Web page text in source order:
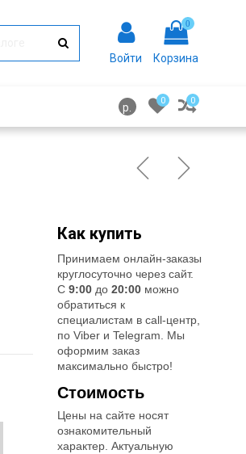
Войти
0
Корзина
р.
0 0
Как купить
Принимаем онлайн-заказы
круглосуточно через сайт.
С9:00 до20:00 можно
обратиться к
специалистам в call-центр,
по Viber и Telegram. Мы
оформим заказ
максимально быстро!
Стоимость
Цены на сайте носят
ознакомительный
характер. Актуальную